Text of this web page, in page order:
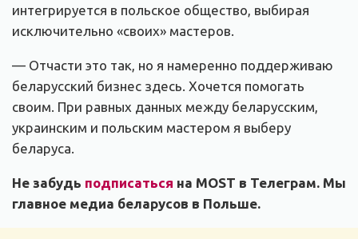
интегрируется в польское общество, выбирая
исключительно «своих» мастеров.
— Отчасти это так, но я намеренно поддерживаю
беларусский бизнес здесь. Хочется помогать
своим. При равных данных между беларусским,
украинским и польским мастером я выберу
беларуса.
Не забудь подписаться на MOST в Телеграм. Мы
главное медиа беларусов в Польше.